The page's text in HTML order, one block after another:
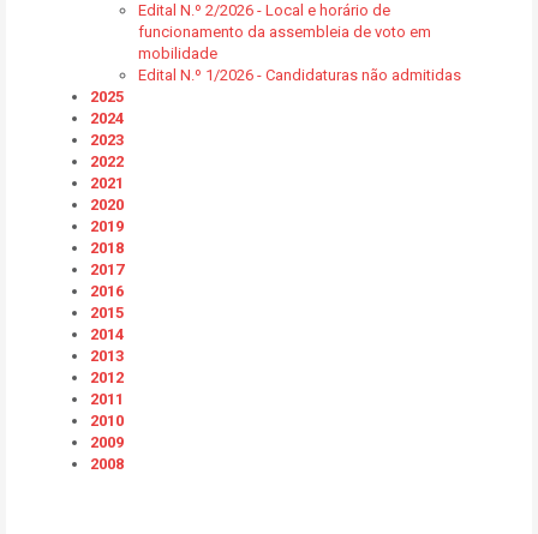
Edital N.º 2/2026 - Local e horário de
funcionamento da assembleia de voto em
mobilidade
Edital N.º 1/2026 - Candidaturas não admitidas
2025
2024
2023
2022
2021
2020
2019
2018
2017
2016
2015
2014
2013
2012
2011
2010
2009
2008